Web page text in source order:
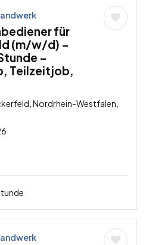
für
(m/w/d) –
–
Teilzeitjob,
Nordrhein-Westfalen,